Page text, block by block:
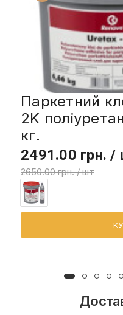
Паркетний
2K
кг.
2491.00 грн. /
2650.00 грн. / шт